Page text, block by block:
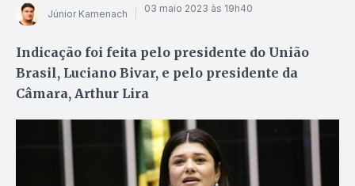
Júnior Kamenach 03 maio 2023 às 19h40
Indicação foi feita pelo presidente do União
Brasil, Luciano Bivar, e pelo presidente da
Câmara, Arthur Lira